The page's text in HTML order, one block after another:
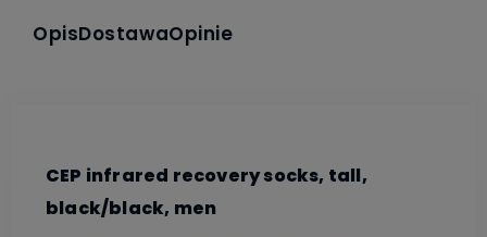
OpisDostawaOpinie
CEP infrared recovery socks, tall,
black/black, men